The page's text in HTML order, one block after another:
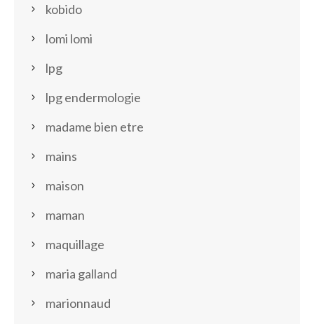
kobido
lomi lomi
lpg
lpg endermologie
madame bien etre
mains
maison
maman
maquillage
maria galland
marionnaud